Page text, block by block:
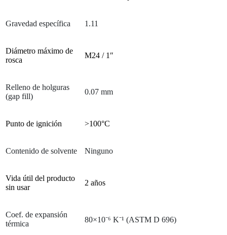
Gravedad específica 1.11
Diámetro máximo de
rosca
M24 / 1″
Relleno de holguras
(gap fill)
0.07 mm
Punto de ignición >100°C
Contenido de solvente Ninguno
Vida útil del producto
sin usar
2 años
Coef. de expansión
térmica
80×10⁻⁶ K⁻¹ (ASTM D 696)